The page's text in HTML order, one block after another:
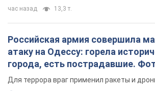
час назад 13,3 т.
Российская армия совершила
атаку на Одессу: горела
города, есть пострадавшие.
Для террора враг применил ракеты и